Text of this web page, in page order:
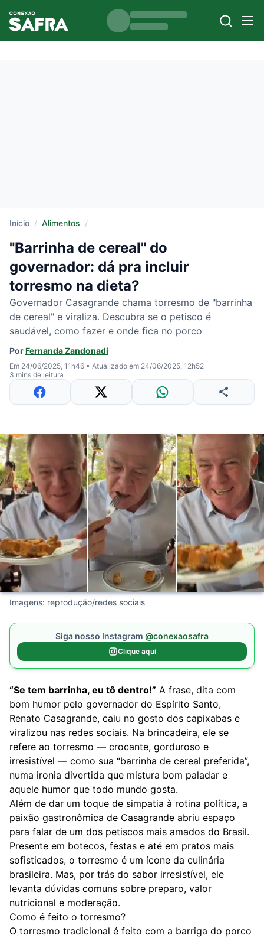
Início / Alimentos /
"Barrinha de cereal" do
governador: dá pra incluir
torresmo na dieta?
Governador Casagrande chama torresmo de "barrinha
de cereal" e viraliza. Descubra se o petisco é
saudável, como fazer e onde fica no porco
PorFernanda Zandonadi
Em 24/06/2025, 11h46 • Atualizado em 24/06/2025, 12h52
3 mins de leitura
Imagens: reprodução/redes sociais
Siga nosso Instagram @conexaosafra
Clique aqui
“Se tem barrinha, eu tô dentro!” A frase, dita com
bom humor pelo governador do Espírito Santo,
Renato Casagrande, caiu no gosto dos capixabas e
viralizou nas redes sociais. Na brincadeira, ele se
refere ao torresmo — crocante, gorduroso e
irresistível — como sua “barrinha de cereal preferida”,
numa ironia divertida que mistura bom paladar e
aquele humor que todo mundo gosta.
Além de dar um toque de simpatia à rotina política, a
paixão gastronômica de Casagrande abriu espaço
para falar de um dos petiscos mais amados do Brasil.
Presente em botecos, festas e até em pratos mais
sofisticados, o torresmo é um ícone da culinária
brasileira. Mas, por trás do sabor irresistível, ele
levanta dúvidas comuns sobre preparo, valor
nutricional e moderação.
Como é feito o torresmo?
O torresmo tradicional é feito com a barriga do porco